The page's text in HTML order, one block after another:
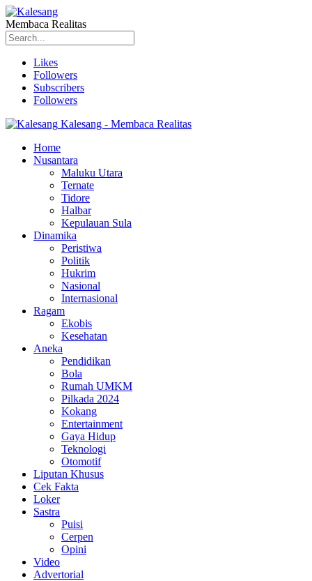
Membaca Realitas
Likes
Followers
Subscribers
Followers
Kalesang - Membaca Realitas
Home
Nusantara
Maluku Utara
Ternate
Tidore
Halbar
Kepulauan Sula
Dinamika
Peristiwa
Politik
Hukrim
Nasional
Internasional
Ragam
Ekobis
Kesehatan
Aneka
Pendidikan
Bola
Rumah UMKM
Pilkada 2024
Kokang
Entertainment
Gaya Hidup
Teknologi
Otomotif
Liputan Khusus
Cek Fakta
Loker
Sastra
Puisi
Cerpen
Opini
Video
Advertorial